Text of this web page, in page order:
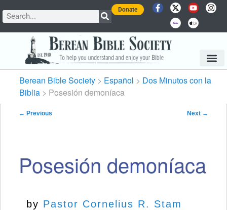
Donate
Berean Bible Society > Español > Dos Minutos con la
Biblia > Posesión demoníaca
Post navigation
← Previous Next →
Posesión demoníaca
by Pastor Cornelius R. Stam